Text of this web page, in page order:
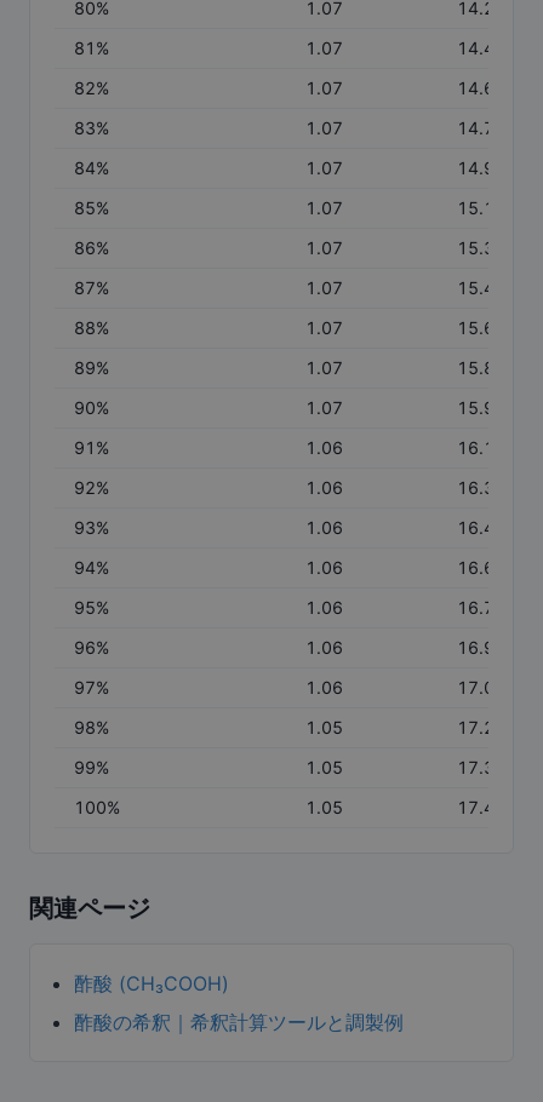
80% 1.07
14.25
81 % 1.07
14.43
82% 1.07
14.60
83% 1.07
14.78
84% 1.07
14.95
85% 1.07
15.13
86% 1.07
15.30
87% 1.07
15.47
88% 1.07
15.64
89% 1.07
15.81
90% 1.07
15.98
91 % 1.06
16.14
92% 1.06
16.30
93% 1.06
16.46
94% 1.06
16.62
95% 1.06
16.79
96% 1.06
16.93
97% 1.06
17.07
98% 1.05
17.22
99% 1.05
17.35
100% 1.05 17.47
関連ページ
酢酸 (CH₃COOH)
酢酸の希釈｜希釈計算ツールと調製例